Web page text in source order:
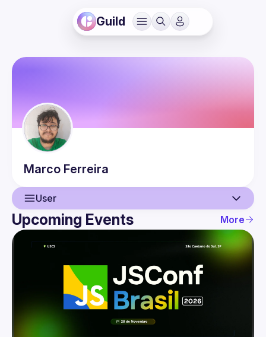
Guild
Marco Ferreira
User
User
Events
Upcoming Events More